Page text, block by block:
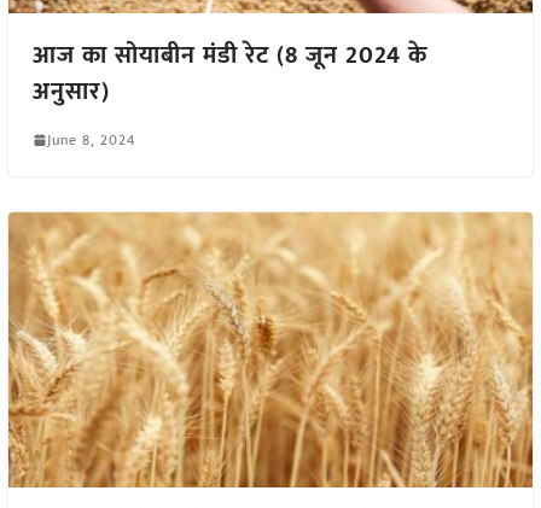
आज का सोयाबीन मंडी रेट (8 जून 2024 के
अनुसार)
June 8, 2024